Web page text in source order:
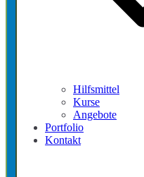
Hilfsmittel
Kurse
Angebote
Portfolio
Kontakt